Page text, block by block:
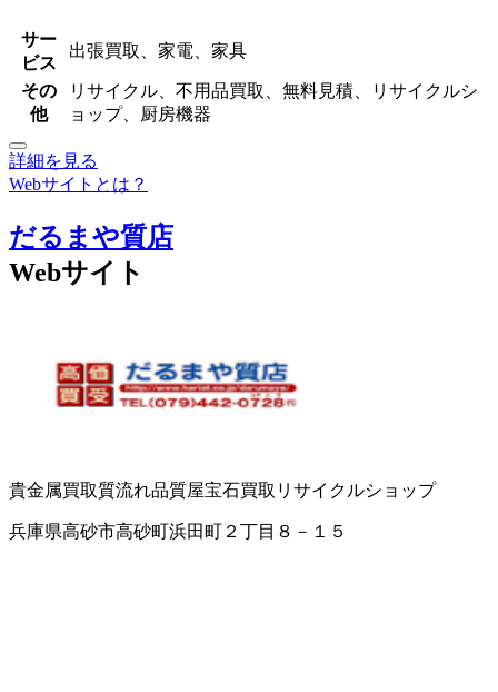
サー
ビス
出張買取、家電、家具
その
他
リサイクル、不用品買取、無料見積、リサイクルシ
ョップ、厨房機器
詳細を見る
Webサイトとは？
だるまや質店
Webサイト
貴金属買取質流れ品質屋宝石買取 リサイクルショップ
兵庫県高砂市高砂町浜田町２丁目８－１５